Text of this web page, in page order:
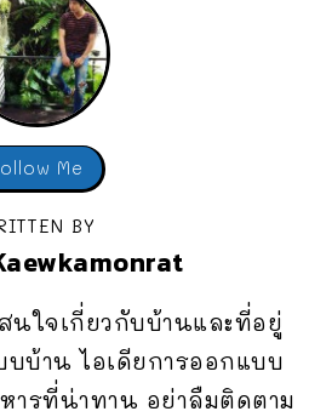
Me
BY
นใจเกี่ยวกับบ้านและที่อยู่
บบ้าน ไอเดียการออกแบบ
ารที่น่าทาน อย่าลืมติดตาม